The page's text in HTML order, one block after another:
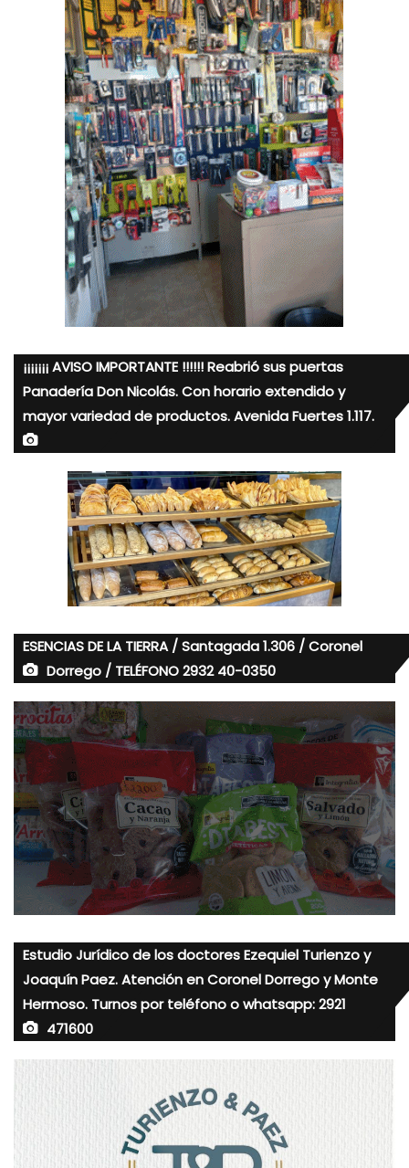
¡¡¡¡¡¡¡ AVISO IMPORTANTE !!!!!! Reabrió sus puertas
Panadería Don Nicolás. Con horario extendido y
mayor variedad de productos. Avenida Fuertes 1.117.
ESENCIAS DE LA TIERRA / Santagada 1.306 / Coronel
Dorrego / TELÉFONO 2932 40-0350
Estudio Jurídico de los doctores Ezequiel Turienzo y
Joaquín Paez. Atención en Coronel Dorrego y Monte
Hermoso. Turnos por teléfono o whatsapp: 2921
471600